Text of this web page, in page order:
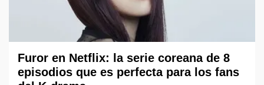
Furor en Netflix: la serie coreana de 8
episodios que es perfecta para los fans